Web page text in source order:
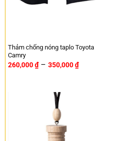
Thảm chống nóng taplo Toyota
Camry
260,000₫ – 350,000₫